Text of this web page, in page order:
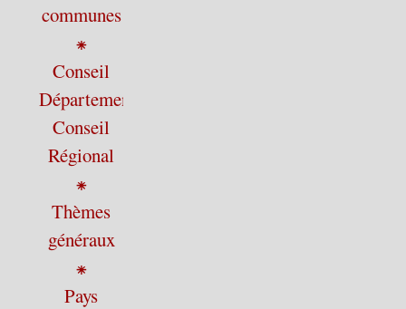
communes
⁕
Conseil
Départemental,
Conseil
Régional
⁕
Thèmes
généraux
⁕
Pays